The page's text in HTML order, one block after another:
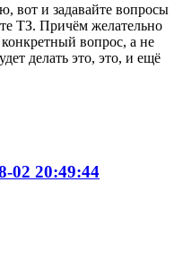
вот и задавайте вопросы
ТЗ. Причём желательно
вопрос, а не
делать это, это, и ещё
02 20:49:44